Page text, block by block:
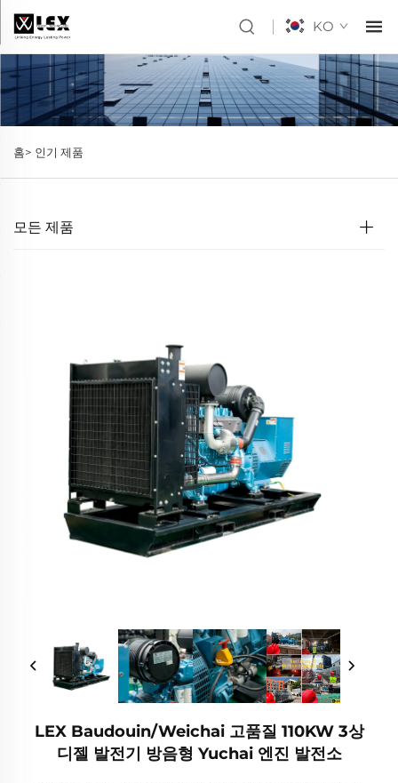
KO
홈> 인기 제품
모든 제품
LEX Baudouin/Weichai 고품질 110KW 3상
디젤 발전기 방음형 Yuchai 엔진 발전소